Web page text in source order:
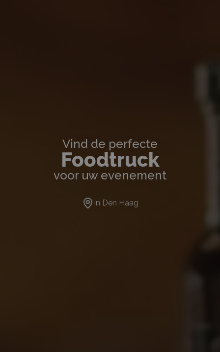
Vind de perfecte
Foodtruck
voor uw evenement
In Den Haag